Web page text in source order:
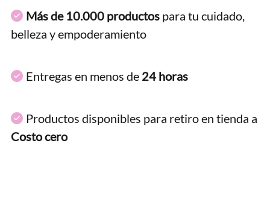
Más de 10.000 productos para tu cuidado,
belleza y empoderamiento
Entregas en menos de 24 horas
Productos disponibles para retiro en tienda a
Costo cero